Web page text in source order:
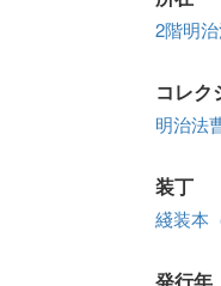
2階明
コレク
明治法
装丁
綫装本